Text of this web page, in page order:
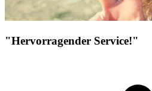
"Hervorragender Service!"